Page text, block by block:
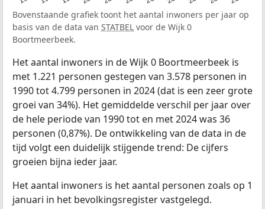
Bovenstaande grafiek toont het aantal inwoners per jaar op
basis van de data van STATBEL voor de Wijk 0
Boortmeerbeek.
Het aantal inwoners in de Wijk 0 Boortmeerbeek is
met 1.221 personen gestegen van 3.578 personen in
1990 tot 4.799 personen in 2024 (dat is een zeer grote
groei van 34%). Het gemiddelde verschil per jaar over
de hele periode van 1990 tot en met 2024 was 36
personen (0,87%). De ontwikkeling van de data in de
tijd volgt een duidelijk stijgende trend: De cijfers
groeien bijna ieder jaar.
Het aantal inwoners is het aantal personen zoals op 1
januari in het bevolkingsregister vastgelegd.